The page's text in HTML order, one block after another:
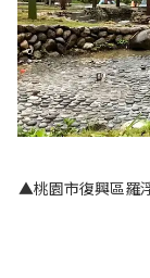
▲桃園市復興區羅